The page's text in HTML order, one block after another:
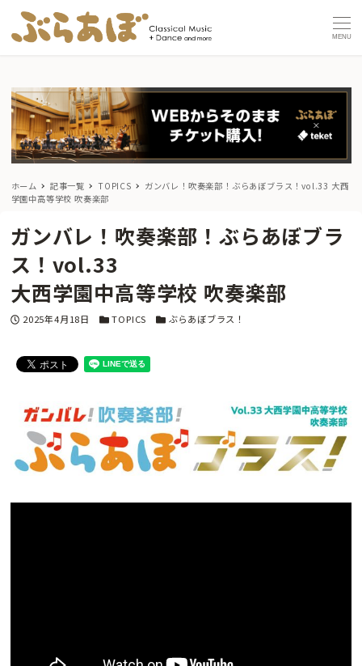
MENU
ホーム 記事一覧 TOPICS ガンバレ！吹奏楽部！ぶらあぼブラス！vol.33 大西
学園中高等学校 吹奏楽部
ガンバレ！吹奏楽部！ぶらあぼブラ
ス！vol.33
大西学園中高等学校 吹奏楽部
投稿日
2025年4月18日 カテゴリー
TOPICS カテゴリー
ぶらあぼブラス！